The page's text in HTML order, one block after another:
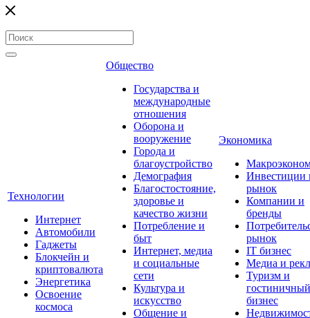
Технологии
Интернет
Автомобили
Гаджеты
Блокчейн и
криптовалюта
Энергетика
Освоение
космоса
Общество
Государства и
международные
отношения
Оборона и
вооружение
Города и
благоустройство
Демография
Благостостояние,
здоровье и
качество жизни
Потребление и
быт
Интернет, медиа
и социальные
сети
Культура и
искусство
Общение и
Экономика
Инвестиции
рынок
Компании и
бренды
рынок
IT бизнес
Медиа и
Туризм и
гостиничный
бизнес